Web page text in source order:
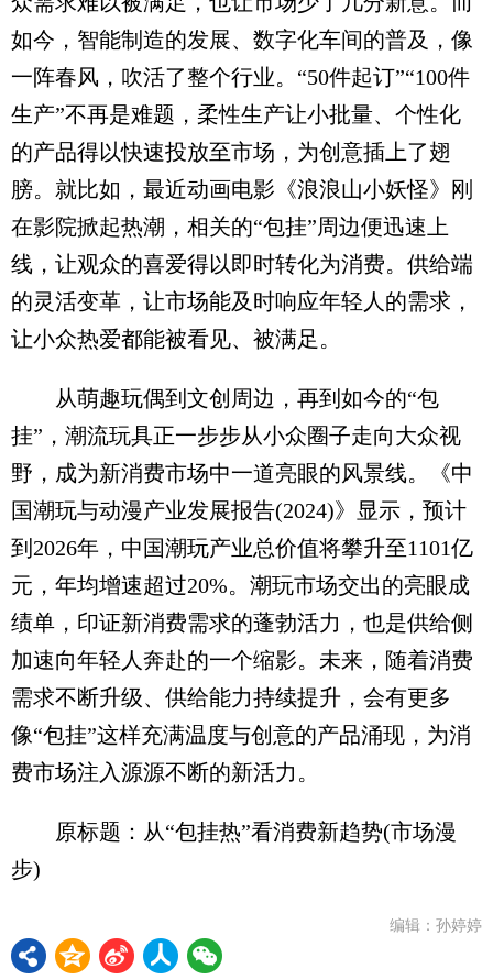
如今，智能制造的发展、数字化车间的普及，像
一阵春风，吹活了整个行业。“50件起订”“100件
生产”不再是难题，柔性生产让小批量、个性化
的产品得以快速投放至市场，为创意插上了翅
膀。就比如，最近动画电影《浪浪山小妖怪》刚
在影院掀起热潮，相关的“包挂”周边便迅速上
线，让观众的喜爱得以即时转化为消费。供给端
的灵活变革，让市场能及时响应年轻人的需求，
让小众热爱都能被看见、被满足。
从萌趣玩偶到文创周边，再到如今的“包
挂”，潮流玩具正一步步从小众圈子走向大众视
野，成为新消费市场中一道亮眼的风景线。《中
国潮玩与动漫产业发展报告(2024)》显示，预计
到2026年，中国潮玩产业总价值将攀升至1101亿
元，年均增速超过20%。潮玩市场交出的亮眼成
绩单，印证新消费需求的蓬勃活力，也是供给侧
加速向年轻人奔赴的一个缩影。未来，随着消费
需求不断升级、供给能力持续提升，会有更多
像“包挂”这样充满温度与创意的产品涌现，为消
费市场注入源源不断的新活力。
原标题：从“包挂热”看消费新趋势(市场漫
步)
编辑：孙婷婷